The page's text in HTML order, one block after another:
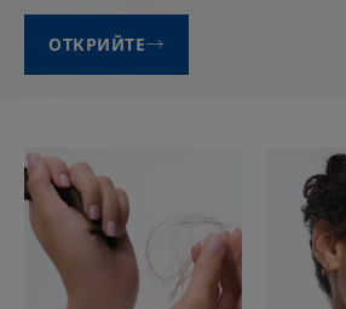
ОТКРИЙТЕ
Product
ranges
slider